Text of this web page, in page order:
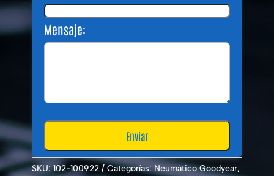
Mensaje:
SKU:102-100922 Categorías:Neumático Goodyear,